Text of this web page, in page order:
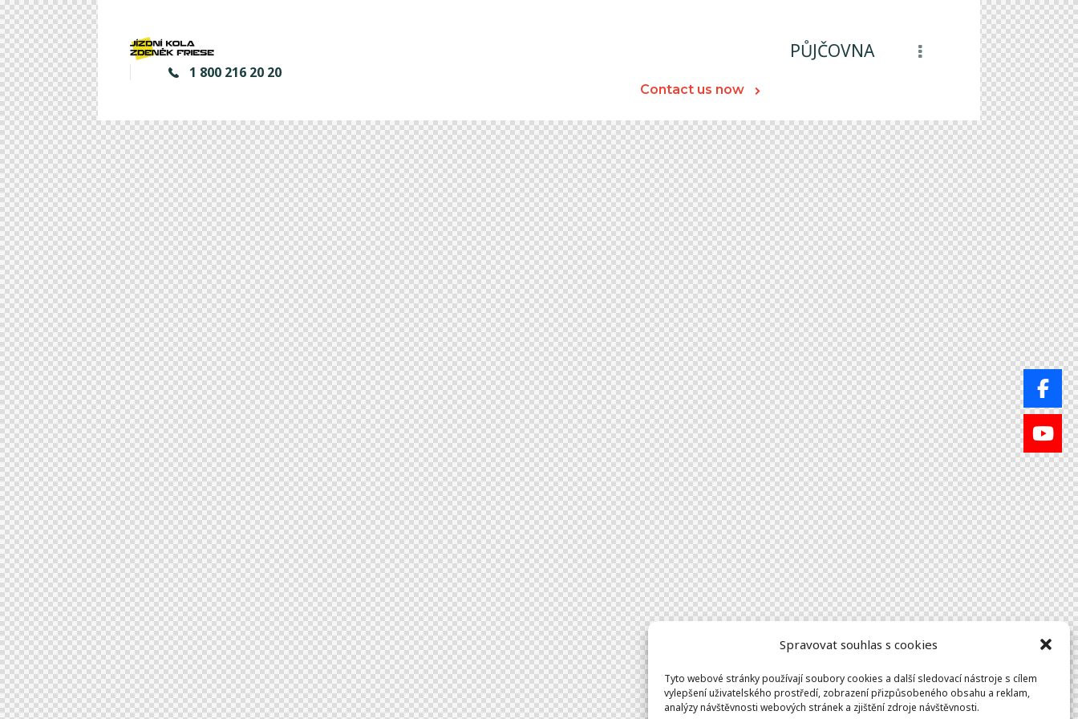
Spravovat souhlas s cookies
Tyto webové stránky používají soubory cookies a další sledovací nástroje s cílem
vylepšení uživatelského prostředí, zobrazení přizpůsobeného obsahu a reklam,
analýzy návštěvnosti webových stránek a zjištění zdroje návštěvnosti.
1 800 216 20 20
PŮJČOVNA
Contact us now